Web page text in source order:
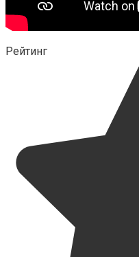
Рейтинг